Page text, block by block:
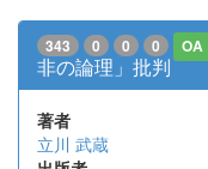
343 0 0 0 OA
非の論理」批判
著者
立川 武蔵